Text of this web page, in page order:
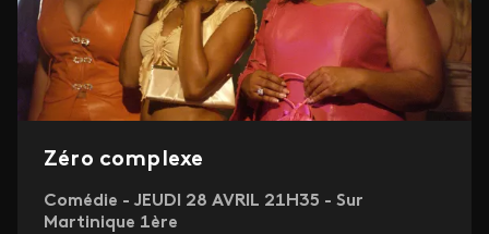
Zéro complexe
Comédie - JEUDI 28 AVRIL 21H35 - Sur
Martinique 1ère